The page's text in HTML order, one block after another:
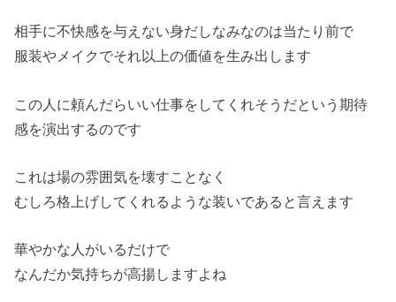
相手に不快感を与えない身だしなみなのは当たり前で
服装やメイクでそれ以上の価値を生み出します
この人に頼んだらいい仕事をしてくれそうだという期待
感を演出するのです
これは場の雰囲気を壊すことなく
むしろ格上げしてくれるような装いであると言えます
華やかな人がいるだけで
なんだか気持ちが高揚しますよね